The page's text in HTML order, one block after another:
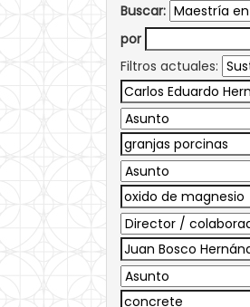
Buscar:
por
Filtros actuales: